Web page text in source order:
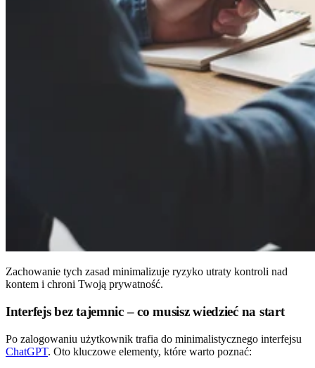
Zachowanie tych zasad minimalizuje ryzyko utraty kontroli nad
kontem i chroni Twoją prywatność.
Interfejs bez tajemnic – co musisz wiedzieć na start
Po zalogowaniu użytkownik trafia do minimalistycznego interfejsu
ChatGPT. Oto kluczowe elementy, które warto poznać: